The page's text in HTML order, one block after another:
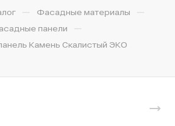
— Фасадные материалы —
панели —
Камень Скалистый ЭКО